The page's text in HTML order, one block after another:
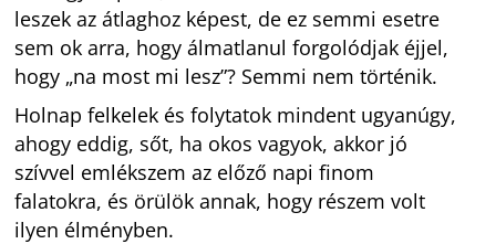
leszek az átlaghoz képest, de ez semmi esetre
sem ok arra, hogy álmatlanul forgolódjak éjjel,
hogy „na most mi lesz”? Semmi nem történik.
Holnap felkelek és folytatok mindent ugyanúgy,
ahogy eddig, sőt, ha okos vagyok, akkor jó
szívvel emlékszem az előző napi finom
falatokra, és örülök annak, hogy részem volt
ilyen élményben.